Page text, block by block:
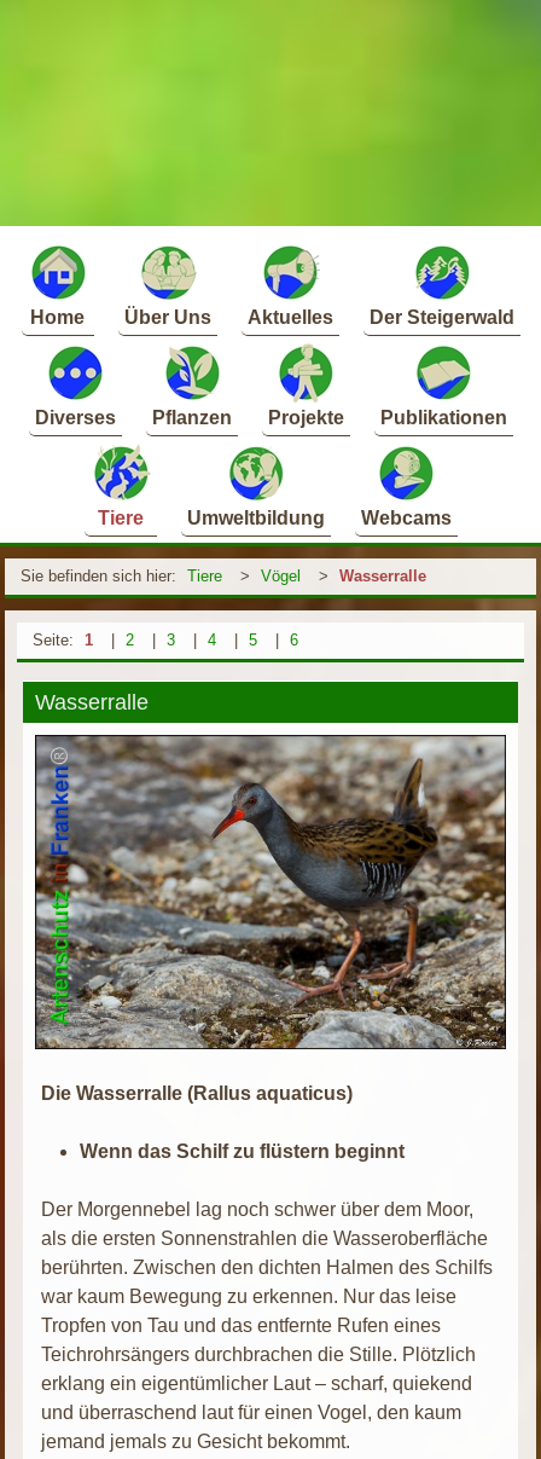
Home Über Uns Aktuelles Der Steigerwald
Diverses Pflanzen Projekte Publikationen
Tiere Umweltbildung Webcams
Sie befinden sich hier: Tiere > Vögel > Wasserralle
Seite: 1 | 2 | 3 | 4 | 5 | 6
Wasserralle
Die Wasserralle (Rallus aquaticus)
Wenn das Schilf zu flüstern beginnt
Der Morgennebel lag noch schwer über dem Moor,
als die ersten Sonnenstrahlen die Wasseroberfläche
berührten. Zwischen den dichten Halmen des Schilfs
war kaum Bewegung zu erkennen. Nur das leise
Tropfen von Tau und das entfernte Rufen eines
Teichrohrsängers durchbrachen die Stille. Plötzlich
erklang ein eigentümlicher Laut – scharf, quiekend
und überraschend laut für einen Vogel, den kaum
jemand jemals zu Gesicht bekommt.